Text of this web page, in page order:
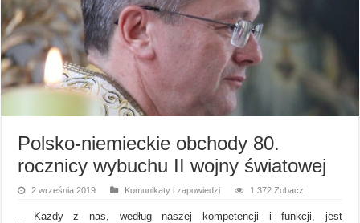
Polsko-niemieckie obchody 80.
rocznicy wybuchu II wojny światowej
2 września 2019 Komunikaty i zapowiedzi 1,372 Zobacz
– Każdy z nas, według naszej kompetencji i funkcji, jest